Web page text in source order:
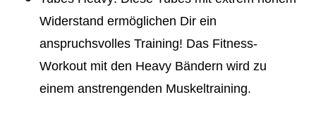
Widerstand ermöglichen Dir ein
anspruchsvolles Training! Das Fitness-
Workout mit den Heavy Bändern wird zu
einem anstrengenden Muskeltraining.